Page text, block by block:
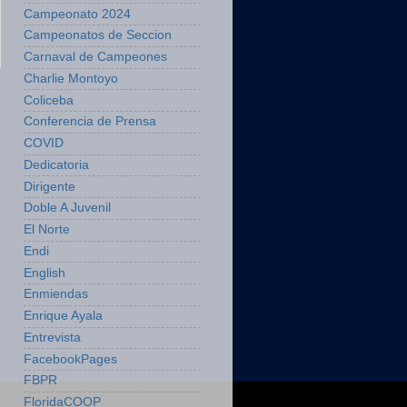
Campeonato 2024
Campeonatos de Seccion
Carnaval de Campeones
Charlie Montoyo
Coliceba
Conferencia de Prensa
COVID
Dedicatoria
Dirigente
Doble A Juvenil
El Norte
Endi
English
Enmiendas
Enrique Ayala
Entrevista
FacebookPages
FBPR
FloridaCOOP